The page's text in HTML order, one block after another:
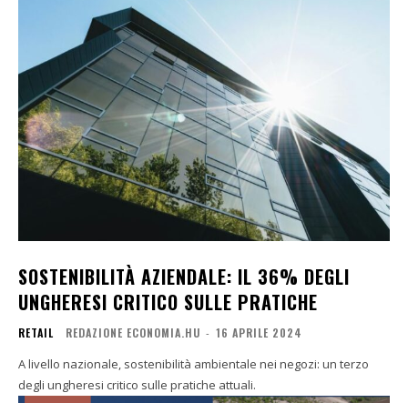
SOSTENIBILITÀ AZIENDALE: IL 36% DEGLI
UNGHERESI CRITICO SULLE PRATICHE
RETAIL REDAZIONE ECONOMIA.HU - 16 APRILE 2024
A livello nazionale, sostenibilità ambientale nei negozi: un terzo
degli ungheresi critico sulle pratiche attuali.